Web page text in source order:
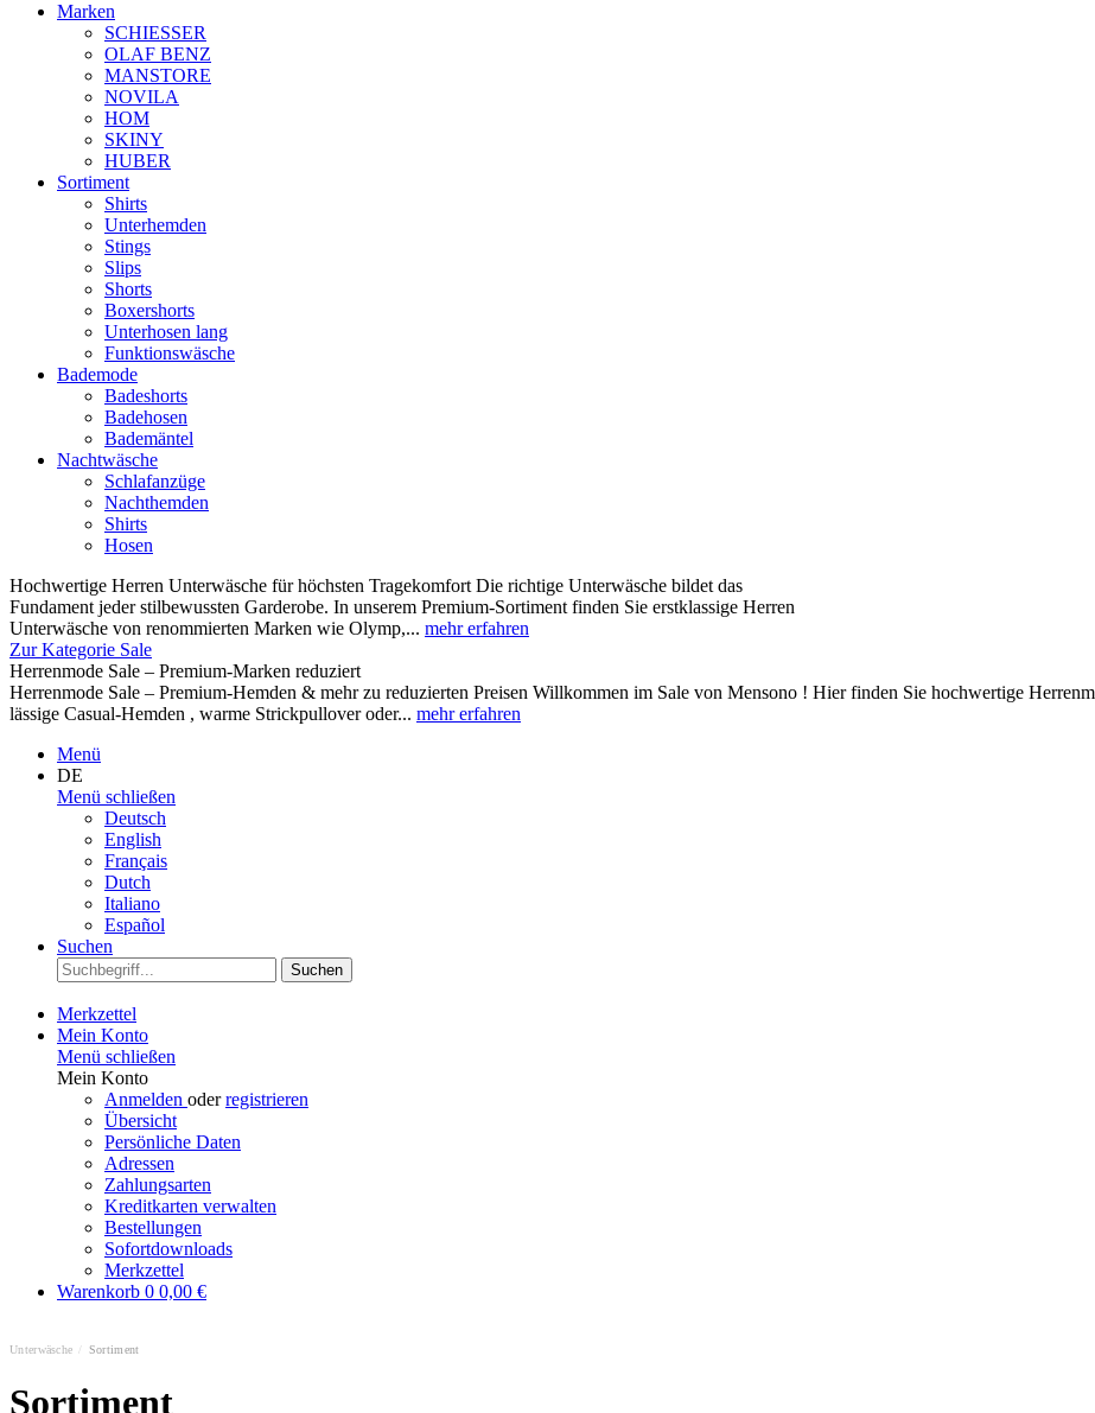
Marken
SCHIESSER
OLAF BENZ
MANSTORE
NOVILA
HOM
SKINY
HUBER
Sortiment
Shirts
Unterhemden
Stings
Slips
Shorts
Boxershorts
Unterhosen lang
Funktionswäsche
Bademode
Badeshorts
Badehosen
Bademäntel
Nachtwäsche
Schlafanzüge
Nachthemden
Shirts
Hosen
Hochwertige Herren Unterwäsche für höchsten Tragekomfort Die richtige Unterwäsche bildet das
Fundament jeder stilbewussten Garderobe. In unserem Premium-Sortiment finden Sie erstklassige Herren
Unterwäsche von renommierten Marken wie Olymp,... mehr erfahren
Zur Kategorie Sale
Herrenmode Sale – Premium-Marken reduziert
Herrenmode Sale – Premium-Hemden & mehr zu reduzierten Preisen Willkommen im Sale von Mensono ! Hier finden Sie hochwertige
lässige Casual-Hemden , warme Strickpullover oder... mehr erfahren
Menü
DE
Menü schließen
Deutsch
English
Français
Dutch
Italiano
Español
Suchen
Suchen
Merkzettel
Mein Konto
Menü schließen
Mein Konto
Anmelden oderregistrieren
Übersicht
Persönliche Daten
Adressen
Zahlungsarten
Kreditkarten verwalten
Bestellungen
Sofortdownloads
Merkzettel
Warenkorb 0 0,00 €
Unterwäsche Sortiment
Sortiment